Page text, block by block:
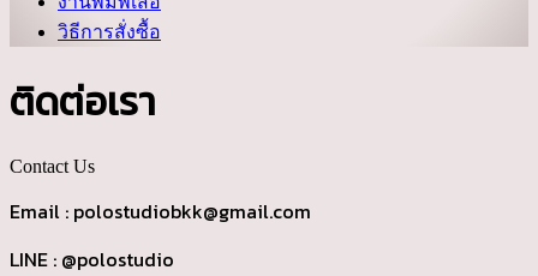
วิธีการสั่งซื้อ
ติดต่อเรา
Contact Us
Email : polostudiobkk@gmail.com
LINE : @polostudio